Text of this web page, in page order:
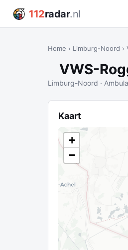
112radar.nl
Home › Limburg-Noord ›
VWS-
Limburg-Noord ·
Kaart
+
−